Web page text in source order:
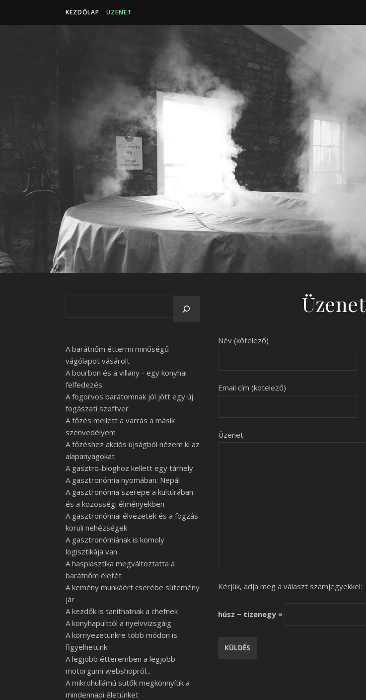
KEZDŐLAP ÜZENET
A barátnőm éttermi minőségű
vágólapot vásárolt
A bourbon és a villany - egy konyhai
felfedezés
A fogorvos barátomnak jól jött egy új
fogászati szoftver
A főzés mellett a varrás a másik
szenvedélyem
A főzéshez akciós újságból nézem ki az
alapanyagokat
A gasztro-bloghoz kellett egy tárhely
A gasztronómia nyomában: Nepál
A gasztronómia szerepe a kultúrában
és a közösségi élményekben
A gasztronómiai élvezetek és a fogzás
körüli nehézségek
A gasztronómiának is komoly
logisztikája van
A hasplasztika megváltoztatta a
barátnőm életét
A kemény munkáért cserébe sütemény
jár
A kezdők is taníthatnak a chefnek
A konyhapulttól a nyelvvizsgáig
A környezetünkre több módon is
figyelhetünk
A legjobb étteremben a legjobb
motorgumi webshopról...
A mikrohullámú sütők megkönnyítik a
mindennapi életünket
Üzenet
Név (kötelező)
Email cím (kötelező)
Üzenet
Kérjük, adja meg a választ számjegyekkel:
húsz − tizenegy =